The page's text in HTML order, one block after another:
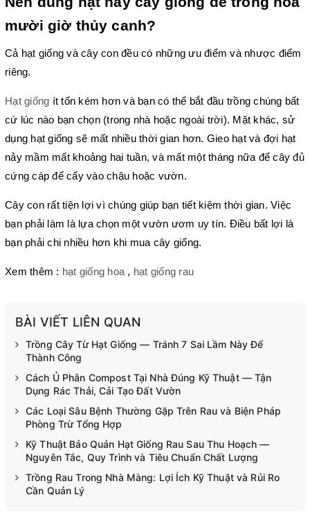
mười giờ thủy canh?
Cả hạt giống và cây con đều có những ưu điểm và nhược điểm
riêng.
Hạt giống ít tốn kém hơn và bạn có thể bắt đầu trồng chúng bất
cứ lúc nào bạn chọn (trong nhà hoặc ngoài trời). Mặt khác, sử
dụng hạt giống sẽ mất nhiều thời gian hơn. Gieo hạt và đợi hạt
nảy mầm mất khoảng hai tuần, và mất một tháng nữa để cây đủ
cứng cáp để cấy vào chậu hoặc vườn.
Cây con rất tiện lợi vì chúng giúp bạn tiết kiệm thời gian. Việc
bạn phải làm là lựa chọn một vườn ươm uy tín. Điều bất lợi là
bạn phải chi nhiều hơn khi mua cây giống.
Xem thêm : hạt giống hoa , hạt giống rau
BÀI VIẾT LIÊN QUAN
Trồng Cây Từ Hạt Giống — Tránh 7 Sai Lầm Này Để
Thành Công
Cách Ủ Phân Compost Tại Nhà Đúng Kỹ Thuật — Tận
Dụng Rác Thải, Cải Tạo Đất Vườn
Các Loại Sâu Bệnh Thường Gặp Trên Rau và Biện Pháp
Phòng Trừ Tổng Hợp
Kỹ Thuật Bảo Quản Hạt Giống Rau Sau Thu Hoạch —
Nguyên Tắc, Quy Trình và Tiêu Chuẩn Chất Lượng
Trồng Rau Trong Nhà Màng: Lợi Ích Kỹ Thuật và Rủi Ro
Cần Quản Lý